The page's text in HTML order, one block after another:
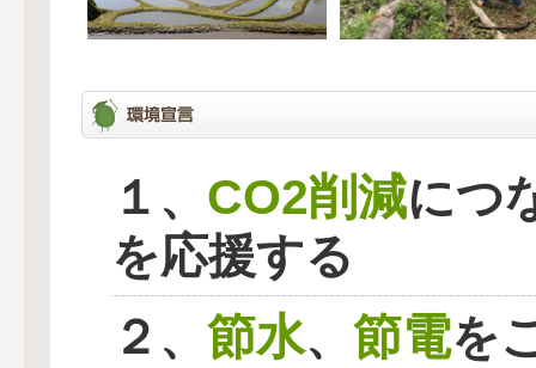
１、 CO2削減につ
を応援する
２、 節水、 節電を